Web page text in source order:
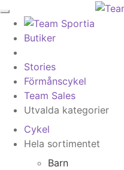
Butiker
Stories
Förmånscykel
Team Sales
Utvalda kategorier
Cykel
Hela sortimentet
Barn